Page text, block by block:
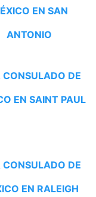
EN SAN
ANTONIO
CONSULADO DE
EN SAINT PAUL
CONSULADO DE
EN RALEIGH